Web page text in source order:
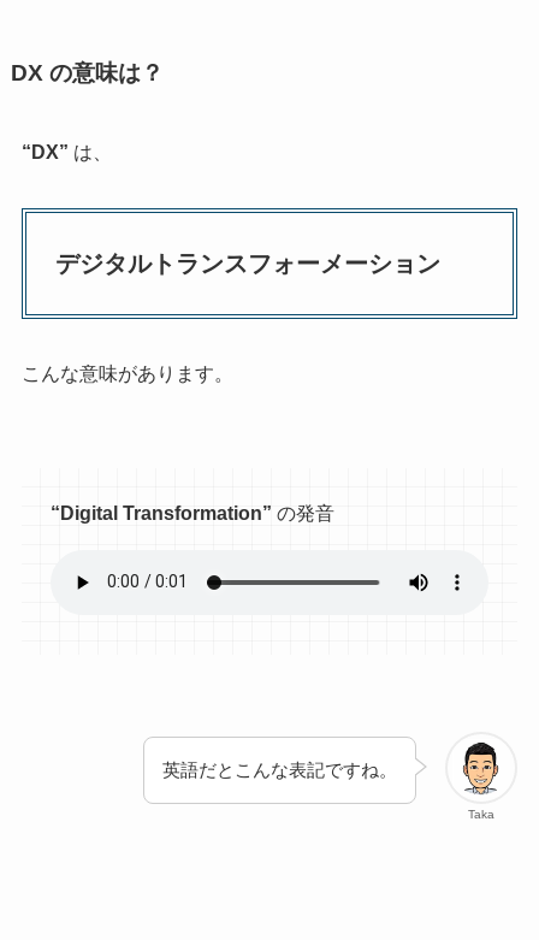
DX の意味は？
“DX” は、
デジタルトランスフォーメーション
こんな意味があります。
“Digital Transformation” の発音
Taka
英語だとこんな表記ですね。